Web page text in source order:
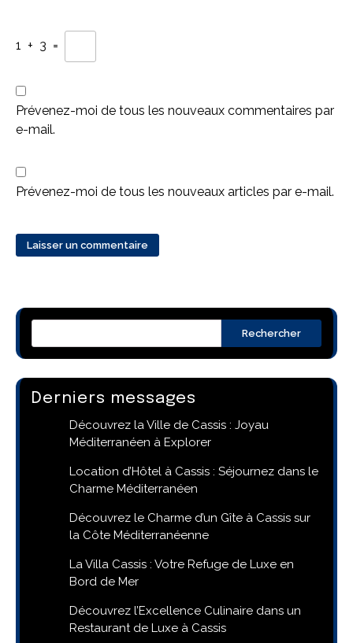
1 + 3 =
Prévenez-moi de tous les nouveaux commentaires par
e-mail.
Prévenez-moi de tous les nouveaux articles par e-mail.
Rechercher
Derniers messages
Découvrez la Ville de Cassis : Joyau
Méditerranéen à Explorer
Location d’Hôtel à Cassis : Séjournez dans le
Charme Méditerranéen
Découvrez le Charme d’un Gîte à Cassis sur
la Côte Méditerranéenne
La Villa Cassis : Votre Refuge de Luxe en
Bord de Mer
Découvrez l’Excellence Culinaire dans un
Restaurant de Luxe à Cassis